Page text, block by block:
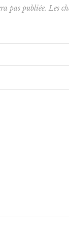
pas publiée. Les